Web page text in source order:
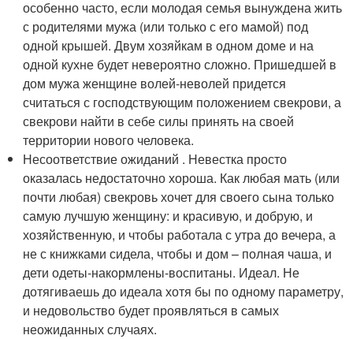
особенно часто, если молодая семья вынуждена жить
с родителями мужа (или только с его мамой) под
одной крышей. Двум хозяйкам в одном доме и на
одной кухне будет невероятно сложно. Пришедшей в
дом мужа женщине волей-неволей придется
считаться с господствующим положением свекрови, а
свекрови найти в себе силы принять на своей
территории нового человека.
Несоответствие ожиданий . Невестка просто
оказалась недостаточно хороша. Как любая мать (или
почти любая) свекровь хочет для своего сына только
самую лучшую женщину: и красивую, и добрую, и
хозяйственную, и чтобы работала с утра до вечера, а
не с книжками сидела, чтобы и дом – полная чаша, и
дети одеты-накормлены-воспитаны. Идеал. Не
дотягиваешь до идеала хотя бы по одному параметру,
и недовольство будет проявляться в самых
неожиданных случаях.